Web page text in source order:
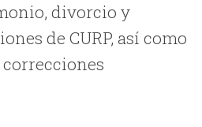
divorcio y
de CURP, así como